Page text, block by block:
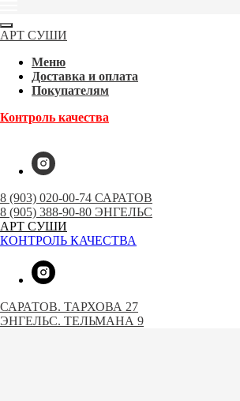
АРТ СУШИ
Меню
Доставка и оплата
Покупателям
Контроль качества
8 (903) 020-00-74 САРАТОВ
8 (905) 388-90-80 ЭНГЕЛЬС
АРТ СУШИ
КОНТРОЛЬ КАЧЕСТВА
САРАТОВ. ТАРХОВА 27
ЭНГЕЛЬС. ТЕЛЬМАНА 9